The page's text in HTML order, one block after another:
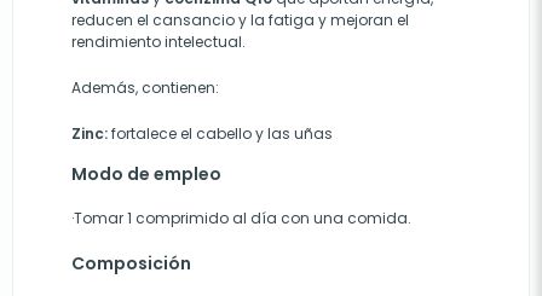
reducen el cansancio y la fatiga y mejoran el
rendimiento intelectual.
Además, contienen:
Zinc:fortalece el cabello y las uñas
Modo de empleo
·Tomar 1 comprimido al día con una comida.
Composición